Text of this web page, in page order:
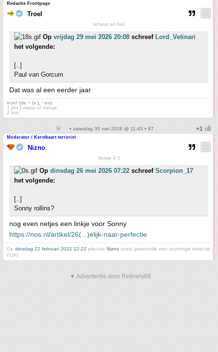
Redactie Frontpage
Troel
scherp en bot
Op vrijdag 29 mei 2026 20:08 schreef Lord_Vetinari
het volgende:
[..]
Paul van Gorcum
Dat was al een eerder jaar
troel (de ~ (v.), ~en)
1 [inf.] vrouw of meisje
2 trut
• zaterdag 30 mei 2026 @ 11:43 • 97
Moderator / Kerstkaart terrorist
Nizno
Versie 4.5
Op dinsdag 26 mei 2026 07:22 schreef Scorpion_17
het volgende:
[..]
Sonny rollins?
nog even netjes een linkje voor Sonny
https://nos.nl/artikel/26(...)elijk-naar-perfectie
Op dinsdag 22 februari 2022 22:22 pleurde Nizno zoals gewoonlijk een onzinnige tekst op
FOK!
▼ Advertentie door Refinery89